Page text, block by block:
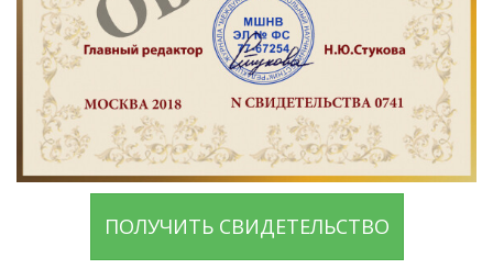
ПОЛУЧИТЬ СВИДЕТЕЛЬСТВО